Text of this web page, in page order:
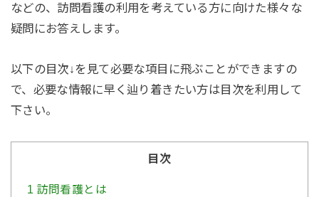
などの、訪問看護の利用を考えている方に向けた様々な
疑問にお答えします。
以下の目次↓を見て必要な項目に飛ぶことができますの
で、必要な情報に早く辿り着きたい方は目次を利用して
下さい。
目次
1 訪問看護とは